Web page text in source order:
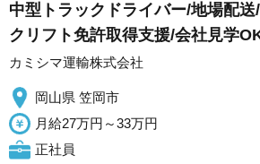
中型トラックドライバー/地場配
クリフト免許取得支援/会社見学
カミシマ運輸株式会社
岡山県 笠岡市
月給27万円～33万円
正社員